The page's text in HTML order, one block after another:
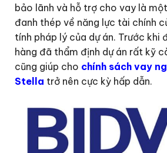
bảo lãnh và hỗ trợ cho vay là
đanh thép về năng lực tài chính
tính pháp lý của dự án. Trước khi
hàng đã thẩm định dự án rất kỹ
cũng giúp cho chính sách vay
Stella trở nên cực kỳ hấp dẫn.